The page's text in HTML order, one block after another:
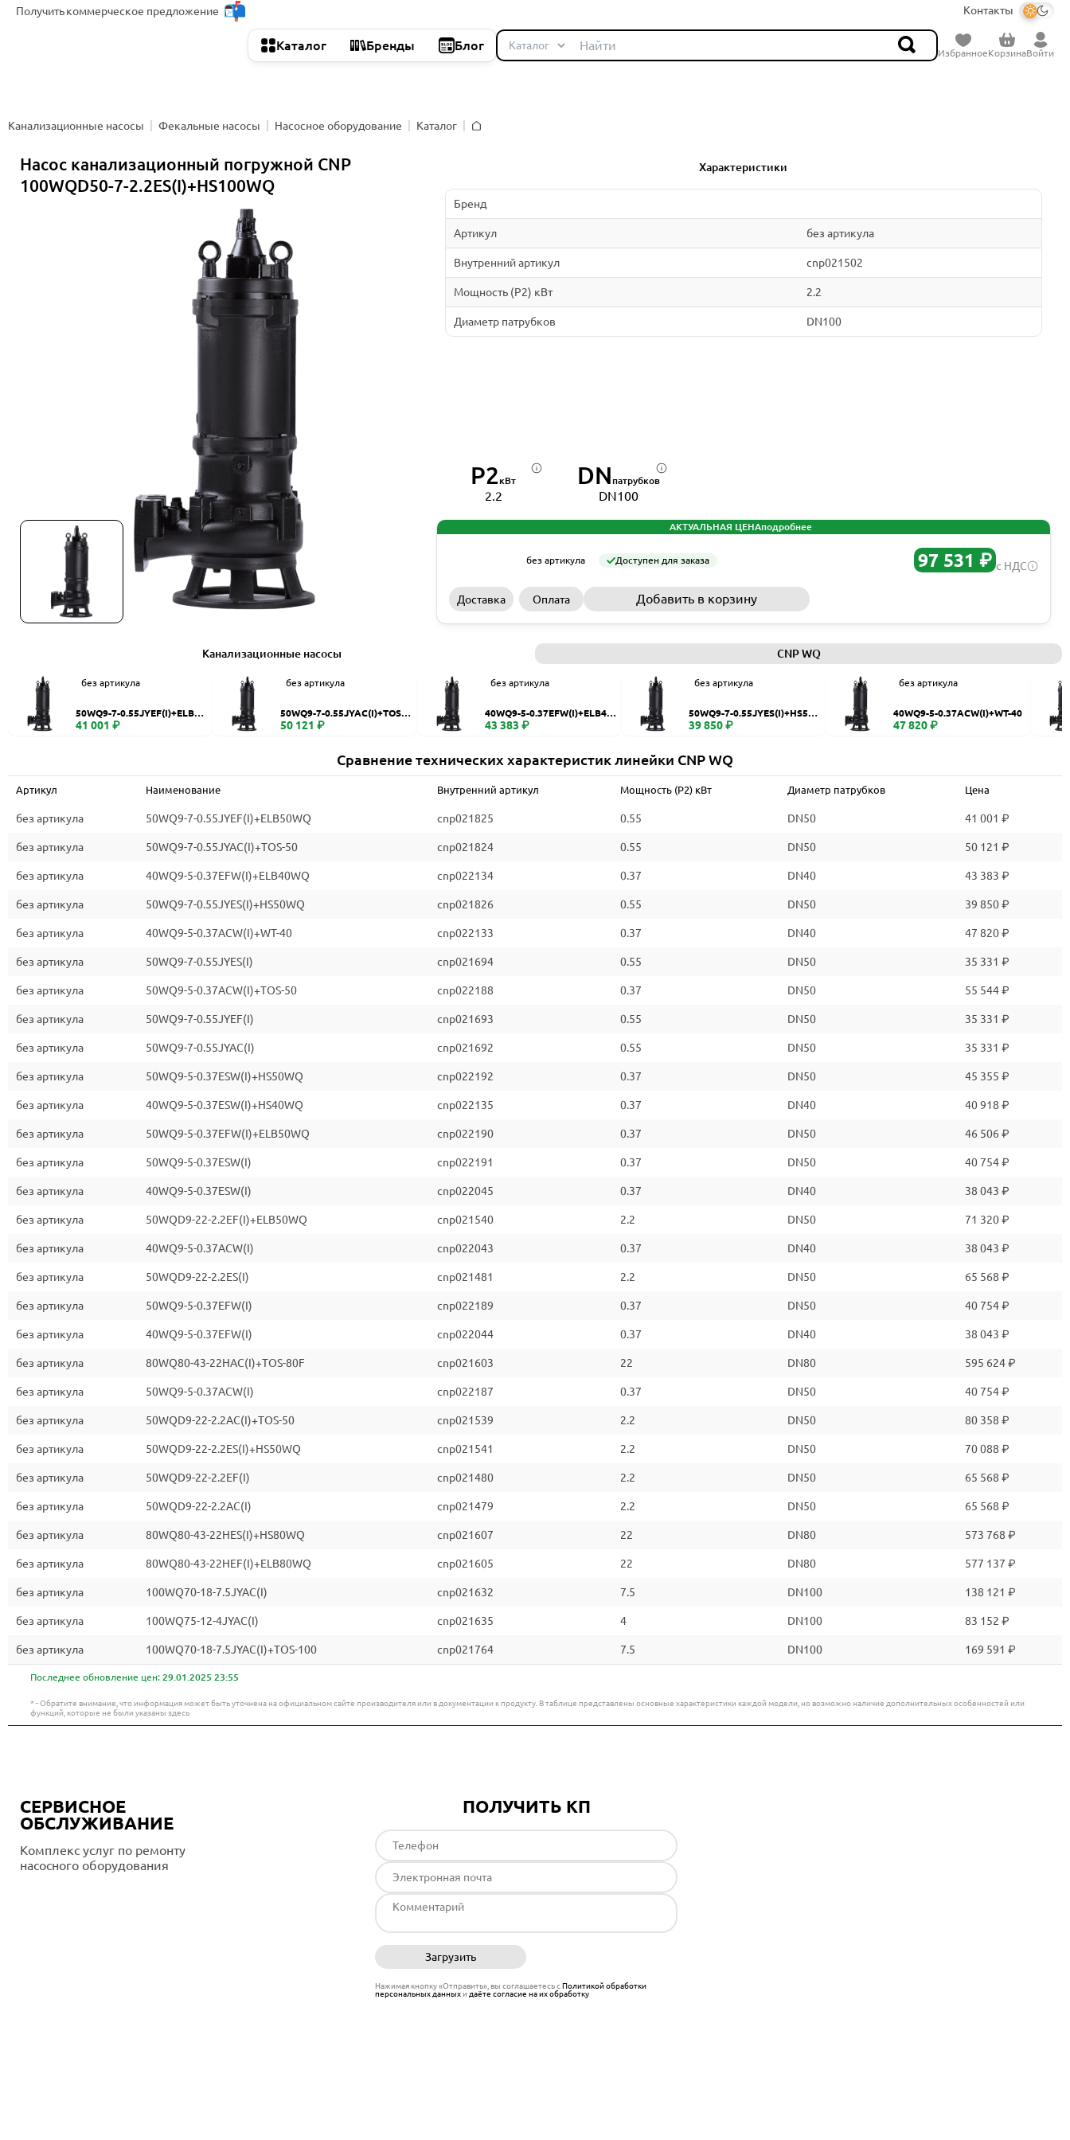
Получитькоммерческое предложение Контакты
Каталог Бренды Блог
ИзбранноеКорзинаВойти
Канализационные насосы Фекальные насосы Насосное оборудование
Каталог
Насос канализационный погружной CNP
100WQD50-7-2.2ES(I)+HS100WQ
Характеристики
Бренд
Артикул без артикула
Внутренний артикул cnp021502
Мощность (P2) кВт 2.2
Диаметр патрубков DN100
P2кВт
2.2
DN патрубков
DN100
АКТУАЛЬНАЯ ЦЕНАподробнее
без артикула Доступен для заказа 97 531 ₽ с НДС
Доставка Оплата Добавить в корзину
Канализационные насосы CNP WQ
без артикула
50WQ9-7-0.55JYEF(I)+ELB50
WQ
41 001 ₽
без артикула
50WQ9-7-0.55JYAC(I)+TOS-5
0
50 121 ₽
без артикула
40WQ9-5-0.37EFW(I)+ELB40
WQ
43 383 ₽
без артикула
50WQ9-7-0.55JYES(I)+HS50
WQ
39 850 ₽
без артикула
40WQ9-5-0.37ACW(I)+WT-40
47 820 ₽
Сравнение технических характеристик линейки CNP WQ
Артикул Наименование Внутренний артикул Мощность (P2) кВт Диаметр патрубков Цена
без артикула 50WQ9-7-0.55JYEF(I)+ELB50WQ cnp021825 0.55 DN50 41 001 ₽
без артикула 50WQ9-7-0.55JYAC(I)+TOS-50 cnp021824 0.55 DN50 50 121 ₽
без артикула 40WQ9-5-0.37EFW(I)+ELB40WQ cnp022134 0.37 DN40 43 383 ₽
без артикула 50WQ9-7-0.55JYES(I)+HS50WQ cnp021826 0.55 DN50 39 850 ₽
без артикула 40WQ9-5-0.37ACW(I)+WT-40 cnp022133 0.37 DN40 47 820 ₽
без артикула 50WQ9-7-0.55JYES(I) cnp021694 0.55 DN50 35 331 ₽
без артикула 50WQ9-5-0.37ACW(I)+TOS-50 cnp022188 0.37 DN50 55 544 ₽
без артикула 50WQ9-7-0.55JYEF(I) cnp021693 0.55 DN50 35 331 ₽
без артикула 50WQ9-7-0.55JYAC(I) cnp021692 0.55 DN50 35 331 ₽
без артикула 50WQ9-5-0.37ESW(I)+HS50WQ cnp022192 0.37 DN50 45 355 ₽
без артикула 40WQ9-5-0.37ESW(I)+HS40WQ cnp022135 0.37 DN40 40 918 ₽
без артикула 50WQ9-5-0.37EFW(I)+ELB50WQ cnp022190 0.37 DN50 46 506 ₽
без артикула 50WQ9-5-0.37ESW(I) cnp022191 0.37 DN50 40 754 ₽
без артикула 40WQ9-5-0.37ESW(I) cnp022045 0.37 DN40 38 043 ₽
без артикула 50WQD9-22-2.2EF(I)+ELB50WQ cnp021540 2.2 DN50 71 320 ₽
без артикула 40WQ9-5-0.37ACW(I) cnp022043 0.37 DN40 38 043 ₽
без артикула 50WQD9-22-2.2ES(I) cnp021481 2.2 DN50 65 568 ₽
без артикула 50WQ9-5-0.37EFW(I) cnp022189 0.37 DN50 40 754 ₽
без артикула 40WQ9-5-0.37EFW(I) cnp022044 0.37 DN40 38 043 ₽
без артикула 80WQ80-43-22HAC(I)+TOS-80F cnp021603 22 DN80 595 624 ₽
без артикула 50WQ9-5-0.37ACW(I) cnp022187 0.37 DN50 40 754 ₽
без артикула 50WQD9-22-2.2AC(I)+TOS-50 cnp021539 2.2 DN50 80 358 ₽
без артикула 50WQD9-22-2.2ES(I)+HS50WQ cnp021541 2.2 DN50 70 088 ₽
без артикула 50WQD9-22-2.2EF(I) cnp021480 2.2 DN50 65 568 ₽
без артикула 50WQD9-22-2.2AC(I) cnp021479 2.2 DN50 65 568 ₽
без артикула 80WQ80-43-22HES(I)+HS80WQ cnp021607 22 DN80 573 768 ₽
без артикула 80WQ80-43-22HEF(I)+ELB80WQ cnp021605 22 DN80 577 137 ₽
без артикула 100WQ70-18-7.5JYAC(I) cnp021632 7.5 DN100 138 121 ₽
без артикула 100WQ75-12-4JYAC(I) cnp021635 4 DN100 83 152 ₽
без артикула 100WQ70-18-7.5JYAC(I)+TOS-100 cnp021764 7.5 DN100 169 591 ₽
Последнее обновление цен: 29.01.2025 23:55
* - Обратите внимание, что информация может быть уточнена на официальном сайте производителя или в документации к продукту. В таблице представлены основные характеристики каждой модели, но возможно наличие дополнительных особенностей или
функций, которые не были указаны здесь
СЕРВИСНОЕ
ОБСЛУЖИВАНИЕ
Комплекс услуг по ремонту
насосного оборудования
ПОЛУЧИТЬ КП
Загрузить
Нажимая кнопку «Отправить», вы соглашаетесь сПолитикой обработки
персональных данныхи даёте согласие на их обработку